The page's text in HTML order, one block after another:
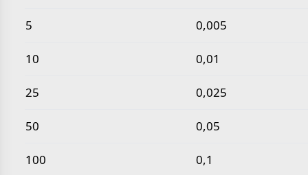
5 0,005
10 0,01
25 0,025
50 0,05
100 0,1